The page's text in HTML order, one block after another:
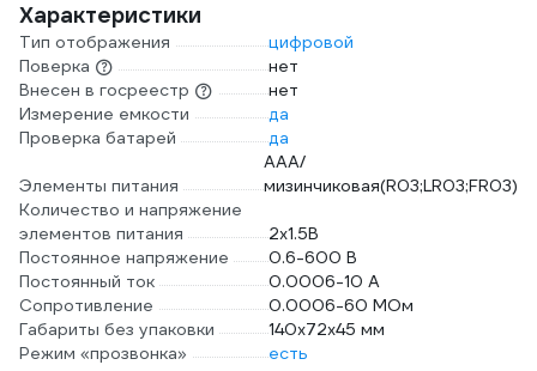
Характеристики
Тип отображения
цифровой
Поверка
нет
Внесен в госреестр
нет
Измерение емкости
да
Проверка батарей
да
Элементы питания
AAA/
мизинчиковая(R03;LR03;FR03)
Количество и напряжение
элементов питания
2х1.5B
Постоянное напряжение
0.6-600 В
Постоянный ток
0.0006-10 А
Сопротивление
0.0006-60 МОм
Габариты без упаковки
140х72х45 мм
Режим «прозвонка»
есть